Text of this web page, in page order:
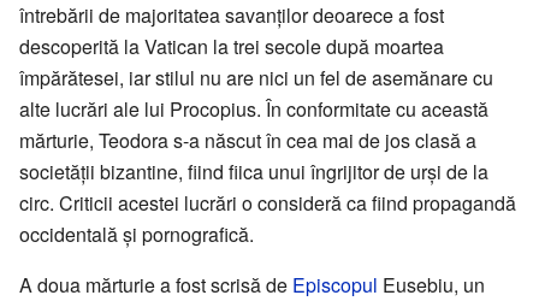
întrebării de majoritatea savanților deoarece a fost
descoperită la Vatican la trei secole după moartea
împărătesei, iar stilul nu are nici un fel de asemănare cu
alte lucrări ale lui Procopius. În conformitate cu această
mărturie, Teodora s-a născut în cea mai de jos clasă a
societății bizantine, fiind fiica unui îngrijitor de urși de la
circ. Criticii acestei lucrări o consideră ca fiind propagandă
occidentală și pornografică.
A doua mărturie a fost scrisă de Episcopul Eusebiu, un